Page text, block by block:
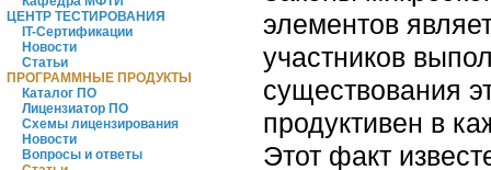
ЦЕНТР ТЕСТИРОВАНИЯ
IT-Сертификации
Новости
Статьи
ПРОГРАММНЫЕ ПРОДУКТЫ
Каталог ПО
Лицензиатор ПО
Схемы лицензирования
Новости
Вопросы и ответы
элементов
участников
существования
продуктивен в
Этот факт